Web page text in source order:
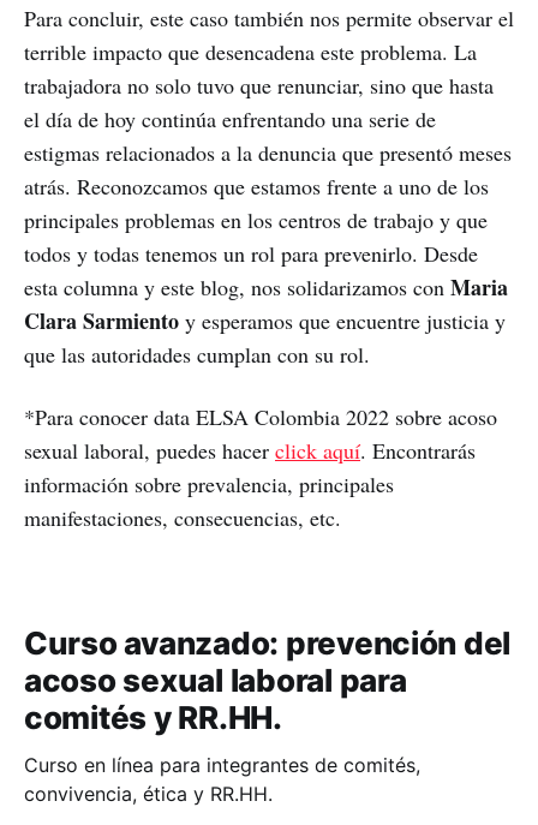
Para concluir, este caso también nos permite observar el
terrible impacto que desencadena este problema. La
trabajadora no solo tuvo que renunciar, sino que hasta
el día de hoy continúa enfrentando una serie de
estigmas relacionados a la denuncia que presentó meses
atrás. Reconozcamos que estamos frente a uno de los
principales problemas en los centros de trabajo y que
todos y todas tenemos un rol para prevenirlo. Desde
esta columna y este blog, nos solidarizamos con Maria
Clara Sarmiento y esperamos que encuentre justicia y
que las autoridades cumplan con su rol.
*Para conocer data ELSA Colombia 2022 sobre acoso
sexual laboral, puedes hacer click aquí. Encontrarás
información sobre prevalencia, principales
manifestaciones, consecuencias, etc.
Curso avanzado: prevención del
acoso sexual laboral para
comités y RR.HH.
Curso en línea para integrantes de comités,
convivencia, ética y RR.HH.